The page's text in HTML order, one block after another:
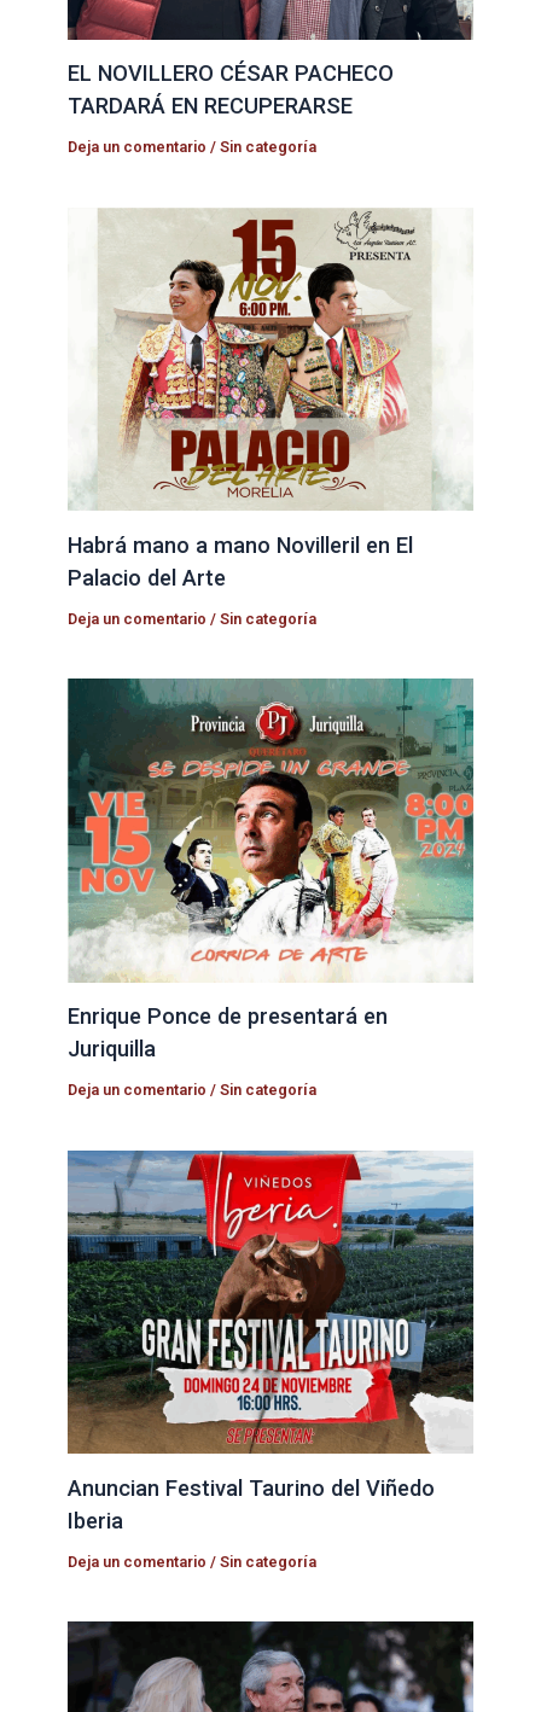
EL NOVILLERO CÉSAR PACHECO
TARDARÁ EN RECUPERARSE
Deja un comentario /Sin categoría
Habrá mano a mano Novilleril en El
Palacio del Arte
Deja un comentario /Sin categoría
Enrique Ponce de presentará en
Juriquilla
Deja un comentario /Sin categoría
Anuncian Festival Taurino del Viñedo
Iberia
Deja un comentario /Sin categoría